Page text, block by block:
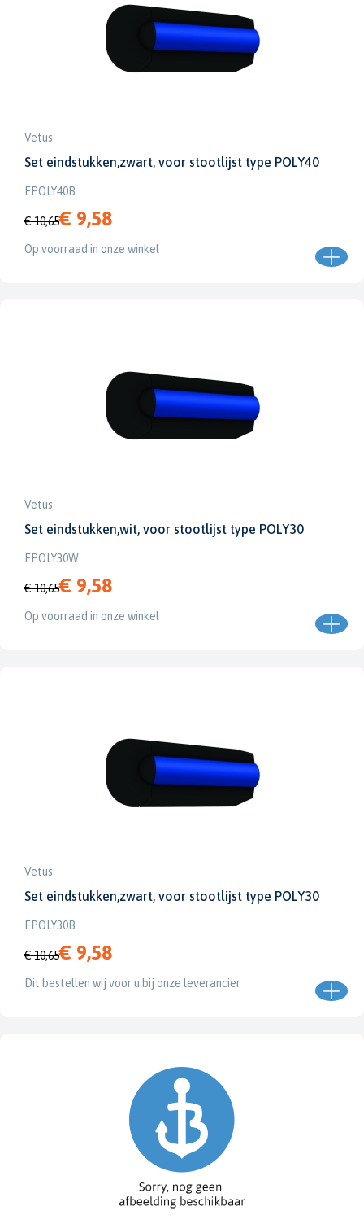
Vetus
Set eindstukken,zwart, voor stootlijst type POLY40
EPOLY40B
€ 10,65€ 9,58
Op voorraad in onze winkel
Vetus
Set eindstukken,wit, voor stootlijst type POLY30
EPOLY30W
€ 10,65€ 9,58
Op voorraad in onze winkel
Vetus
Set eindstukken,zwart, voor stootlijst type POLY30
EPOLY30B
€ 10,65€ 9,58
Dit bestellen wij voor u bij onze leverancier